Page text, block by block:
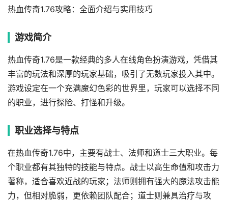
热血传奇1.76攻略：全面介绍与实用技巧
游戏简介
热血传奇1.76是一款经典的多人在线角色扮演游戏，凭借其
丰富的玩法和深厚的玩家基础，吸引了无数玩家投入其中。
游戏设定在一个充满魔幻色彩的世界里，玩家可以选择不同
的职业，进行探险、打怪和升级。
职业选择与特点
在热血传奇1.76中，主要有战士、法师和道士三大职业。每
个职业都有其独特的技能与特点。战士以高生命值和攻击力
著称，适合喜欢近战的玩家；法师则拥有强大的魔法攻击能
力，但相对脆弱，更依赖团队配合；道士则兼具治疗与攻